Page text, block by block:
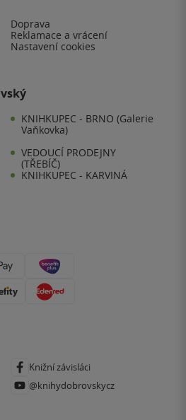
Doprava
Reklamace a vrácení
Nastavení cookies
KNIHKUPEC - BRNO (Galerie
Vaňkovka)
VEDOUCÍ PRODEJNY
(TŘEBÍČ)
KNIHKUPEC - KARVINÁ
Knižní závisláci
@knihydobrovskycz